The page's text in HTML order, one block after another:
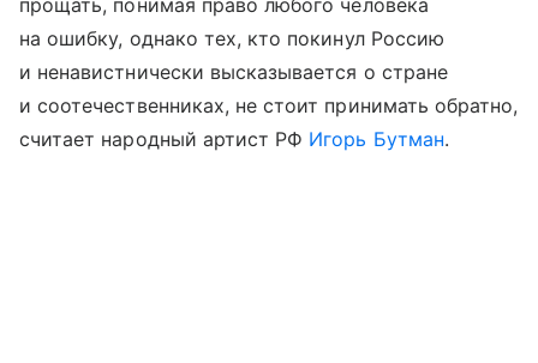
прощать, понимая право любого человека
на ошибку, однако тех, кто покинул Россию
и ненавистнически высказывается о стране
и соотечественниках, не стоит принимать обратно,
считает народный артист РФ Игорь Бутман.